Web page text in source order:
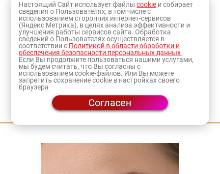
1 2
Оформите заказ и товар доставят в ближайший к
ваммагазинили по адресу.
Приходите на мастер-классы
Настоящий Сайт использует файлыcookie и собирает
сведения о Пользователях, в том числе с
использованием сторонних интернет-сервисов
(Яндекс Метрика), в целях анализа эффективности и
улучшения работы сервисов сайта. Обработка
сведений о Пользователях осуществляется в
соответствии с Политикой в области обработки и
обеспечения безопасности персональных данных .
Если Вы продолжите пользоваться нашими услугами,
мы будем считать, что Вы согласны с
использованием cookie-файлов. Или Вы можете
запретить сохранение cookie в настройках своего
браузера
Согласен